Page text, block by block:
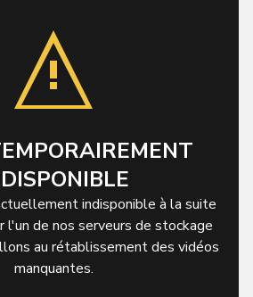
indisponible à la suite
l'un de nos serveurs de stockage
au rétablissement des vidéos
manquantes.